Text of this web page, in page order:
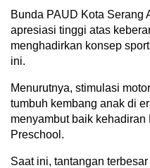
Bunda PAUD Kota Serang
apresiasi tinggi atas
menghadirkan konsep
ini.
Menurutnya, stimulasi
tumbuh kembang anak di
menyambut baik
Preschool.
Saat ini, tantangan